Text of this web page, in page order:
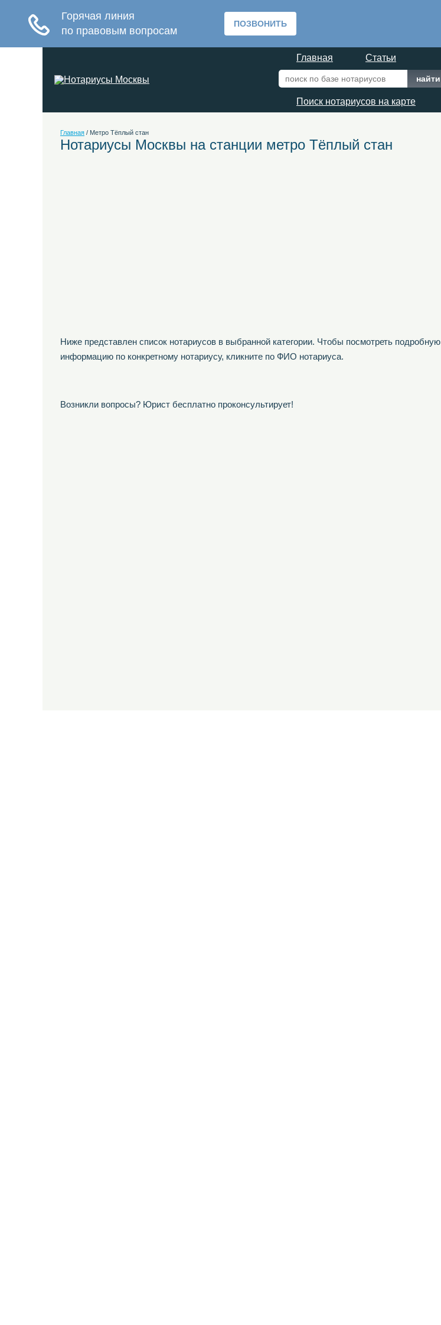
Главная Статьи
Поиск нотариусов на карте
Главная / Метро Тёплый стан
Нотариусы Москвы на станции метро Тёплый стан
Ниже представлен список нотариусов в выбранной категории. Чтобы посмотреть подробную
информацию по конкретному нотариусу, кликните по ФИО нотариуса.
Возникли вопросы? Юрист бесплатно проконсультирует!